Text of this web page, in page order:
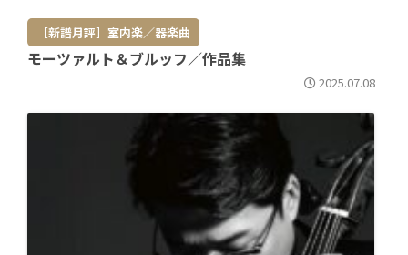
［新譜月評］室内楽／器楽曲
モーツァルト＆ブルッフ／作品集
2025.07.08